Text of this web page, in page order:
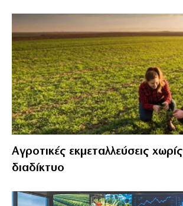
Αγροτικές εκμεταλλεύσεις χωρίς
διαδίκτυο